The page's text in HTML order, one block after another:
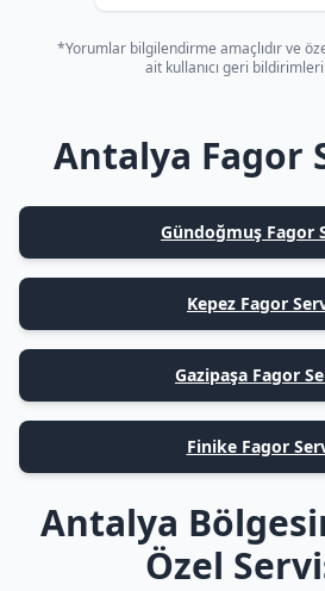
*Yorumlar bilgilendirme amaçlıdır ve
ait kullanıcı geri
Antalya Fagor
Gündoğmuş Fagor
Kepez Fagor
Gazipaşa Fagor
Finike Fagor
Antalya
Özel